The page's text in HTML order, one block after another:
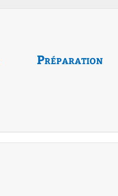
Préparation